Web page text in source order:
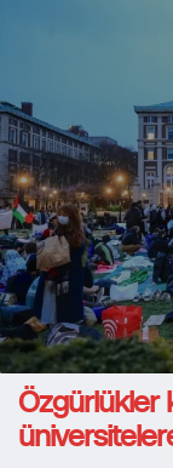
Özgürlükler